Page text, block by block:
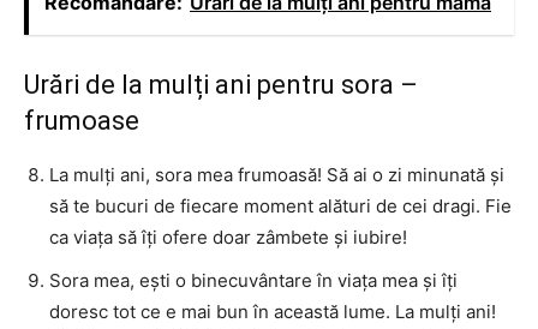
Urări de la mulți ani pentru sora –
frumoase
La mulți ani, sora mea frumoasă! Să ai o zi minunată și
să te bucuri de fiecare moment alături de cei dragi. Fie
ca viața să îți ofere doar zâmbete și iubire!
Sora mea, ești o binecuvântare în viața mea și îți
doresc tot ce e mai bun în această lume. La mulți ani!